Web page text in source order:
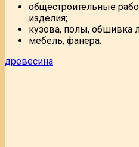
общестроительные
изделия;
кузова, полы, обшивка
мебель, фанера.
древесина